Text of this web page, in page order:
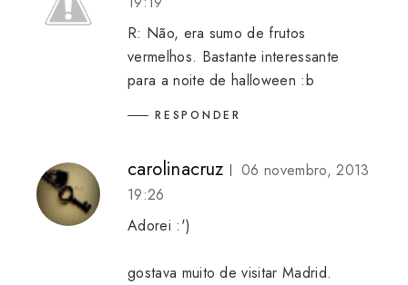
R: Não, era sumo de frutos
vermelhos. Bastante interessante
para a noite de halloween :b
RESPONDER
carolinacruz
06 novembro, 2013
19:26
Adorei :')
gostava muito de visitar Madrid.